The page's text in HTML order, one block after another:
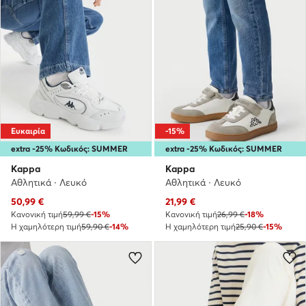
extra -25% Κωδικός: SUMMER
Ευκαιρία
Kappa
Αθλητικά · Λευκό
Τρέχουσα τιμή
50,99 €
Κανονική τιμή59,99 €-15%
Η χαμηλότερη τιμή59,90 €-14%
extra -25% Κωδικός: SUMMER
-15%
Kappa
Αθλητικά · Λευκό
Τρέχουσα τιμή
21,99 €
Κανονική τιμή26,99 €-18%
Η χαμηλότερη τιμή25,90 €-15%